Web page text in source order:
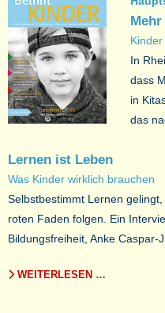
In
dass
in
das
Lernen ist Leben
Was Kinder wirklich brauchen
Selbstbestimmt Lernen
roten Faden folgen. Ein
Bildungsfreiheit, Anke Caspar-
WEITERLESEN …